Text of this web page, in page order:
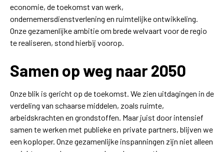
economie, de toekomst van werk,
ondernemersdienstverlening en ruimtelijke ontwikkeling.
Onze gezamenlijke ambitie om brede welvaart voor de regio
te realiseren, stond hierbij voorop.
Samen op weg naar 2050
Onze blik is gericht op de toekomst. We zien uitdagingen in de
verdeling van schaarse middelen, zoals ruimte,
arbeidskrachten en grondstoffen. Maar juist door intensief
samen te werken met publieke en private partners, blijven we
een koploper. Onze gezamenlijke inspanningen zijn niet alleen